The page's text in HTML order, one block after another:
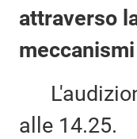
attraverso
alle 14.25.